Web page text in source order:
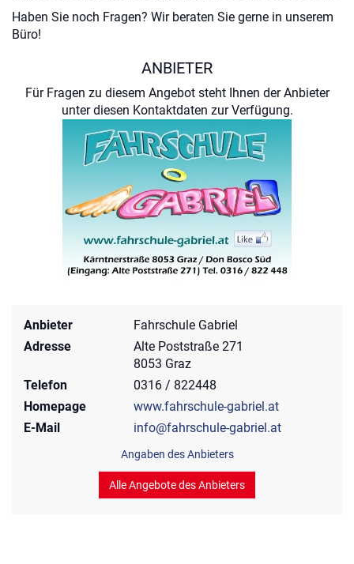
Haben Sie noch Fragen? Wir beraten Sie gerne in unserem
Büro!
ANBIETER
Für Fragen zu diesem Angebot steht Ihnen der Anbieter
unter diesen Kontaktdaten zur Verfügung.
Anbieter
Fahrschule Gabriel
Adresse
Alte Poststraße 271
8053 Graz
Telefon
0316 / 822448
Homepage
www.fahrschule-gabriel.at
E-Mail
info@fahrschule-gabriel.at
Angaben des Anbieters
Alle Angebote des Anbieters